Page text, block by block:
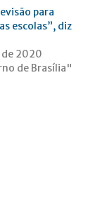
para
escolas”, diz
de 2020
de Brasília"